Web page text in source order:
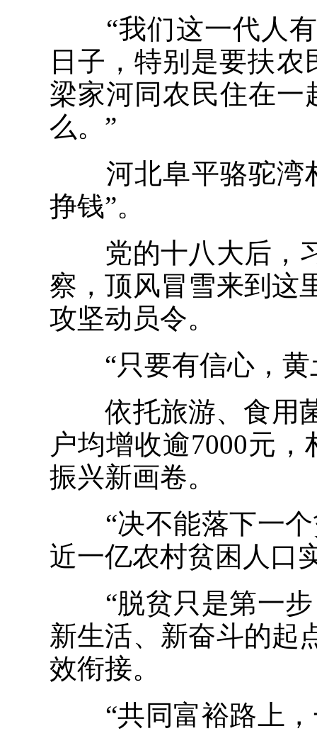
“我们这一代人有
日子，特别是要扶
梁家河同农民住在一
么。”
河北阜平骆驼湾村
挣钱”。
党的十八大后，习
察，顶风冒雪来到这
攻坚动员令。
“只要有信心，黄
依托旅游、食用菌
户均增收逾7000元
振兴新画卷。
“决不能落下一个
近一亿农村贫困人口
“脱贫只是第一步
新生活、新奋斗的起
效衔接。
“共同富裕路上，